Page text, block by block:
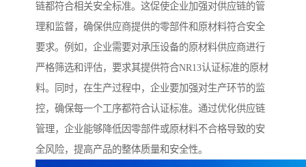
链都符合相关安全标准。这促使企业加强对供应链的管
理和监督，确保供应商提供的零部件和原材料符合安全
要求。例如，企业需要对承压设备的原材料供应商进行
严格筛选和评估，要求其提供符合NR13认证标准的原材
料。同时，在生产过程中，企业要加强对生产环节的监
控，确保每一个工序都符合认证标准。通过优化供应链
管理，企业能够降低因零部件或原材料不合格导致的安
全风险，提高产品的整体质量和安全性。